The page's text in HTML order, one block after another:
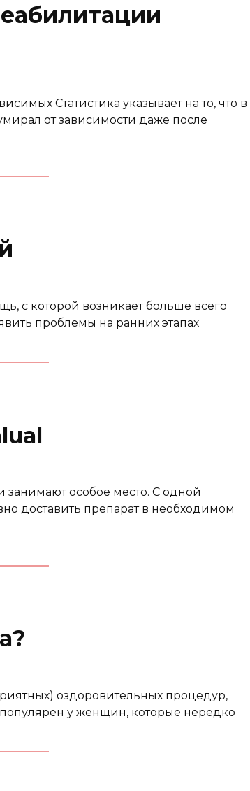
Статистика указывает на то, что в
от зависимости даже после
с которой возникает больше всего
проблемы на ранних этапах
особое место. С одной
доставить препарат в необходимом
оздоровительных процедур,
у женщин, которые нередко